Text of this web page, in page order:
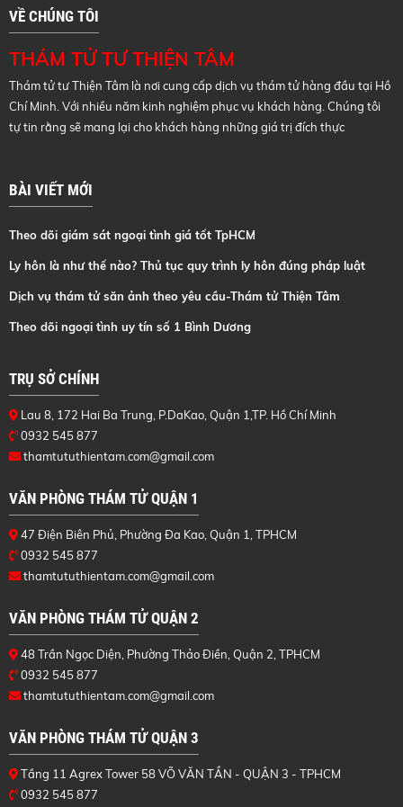
VỀ CHÚNG TÔI
THÁM TỬ TƯ THIỆN TÂM
Thám tử tư Thiện Tâm là nơi cung cấp dịch vụ thám tử hàng đầu tại Hồ
Chí Minh. Với nhiều năm kinh nghiệm phục vụ khách hàng. Chúng tôi
tự tin rằng sẽ mang lại cho khách hàng những giá trị đích thực
BÀI VIẾT MỚI
Theo dõi giám sát ngoại tình giá tốt TpHCM
Ly hôn là như thế nào? Thủ tục quy trình ly hôn đúng pháp luật
Dịch vụ thám tử săn ảnh theo yêu cầu-Thám tử Thiện Tâm
Theo dõi ngoại tình uy tín số 1 Bình Dương
TRỤ SỞ CHÍNH
Lau 8, 172 Hai Ba Trung, P.DaKao, Quận 1,TP. Hồ Chí Minh
0932 545 877
thamtututhientam.com@gmail.com
VĂN PHÒNG THÁM TỬ QUẬN 1
47 Điện Biên Phủ, Phường Đa Kao, Quận 1, TPHCM
0932 545 877
thamtututhientam.com@gmail.com
VĂN PHÒNG THÁM TỬ QUẬN 2
48 Trần Ngọc Diện, Phường Thảo Điền, Quận 2, TPHCM
0932 545 877
thamtututhientam.com@gmail.com
VĂN PHÒNG THÁM TỬ QUẬN 3
Tầng 11 Agrex Tower 58 VÕ VĂN TẦN - QUẬN 3 - TPHCM
0932 545 877